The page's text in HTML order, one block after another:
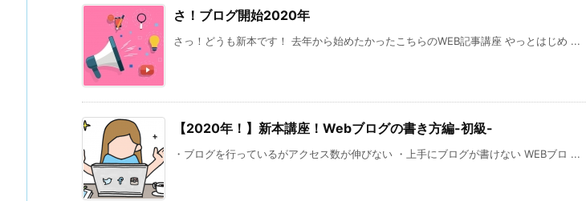
さ！ブログ開始2020年
さっ！どうも新本です！ 去年から始めたかったこちらのWEB記事講座 やっとはじめ ...
【2020年！】新本講座！Webブログの書き方編-初級-
・ブログを行っているがアクセス数が伸びない ・上手にブログが書けない WEBブロ ...